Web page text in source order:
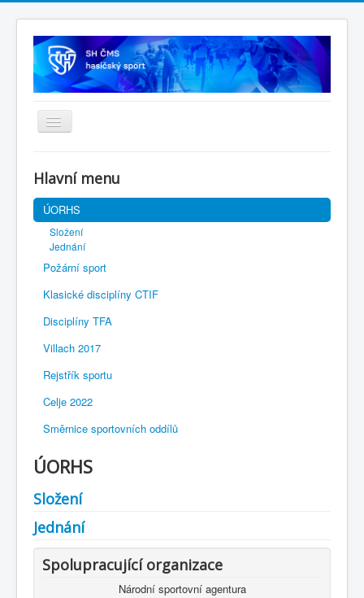
SH ČMS
Hlavní menu
ÚORHS
Složení
Jednání
Požární sport
Klasické disciplíny CTIF
Disciplíny TFA
Villach 2017
Rejstřík sportu
Celje 2022
Směrnice sportovních oddílů
ÚORHS
Složení
Jednání
Spolupracující organizace
Národní sportovní agentura